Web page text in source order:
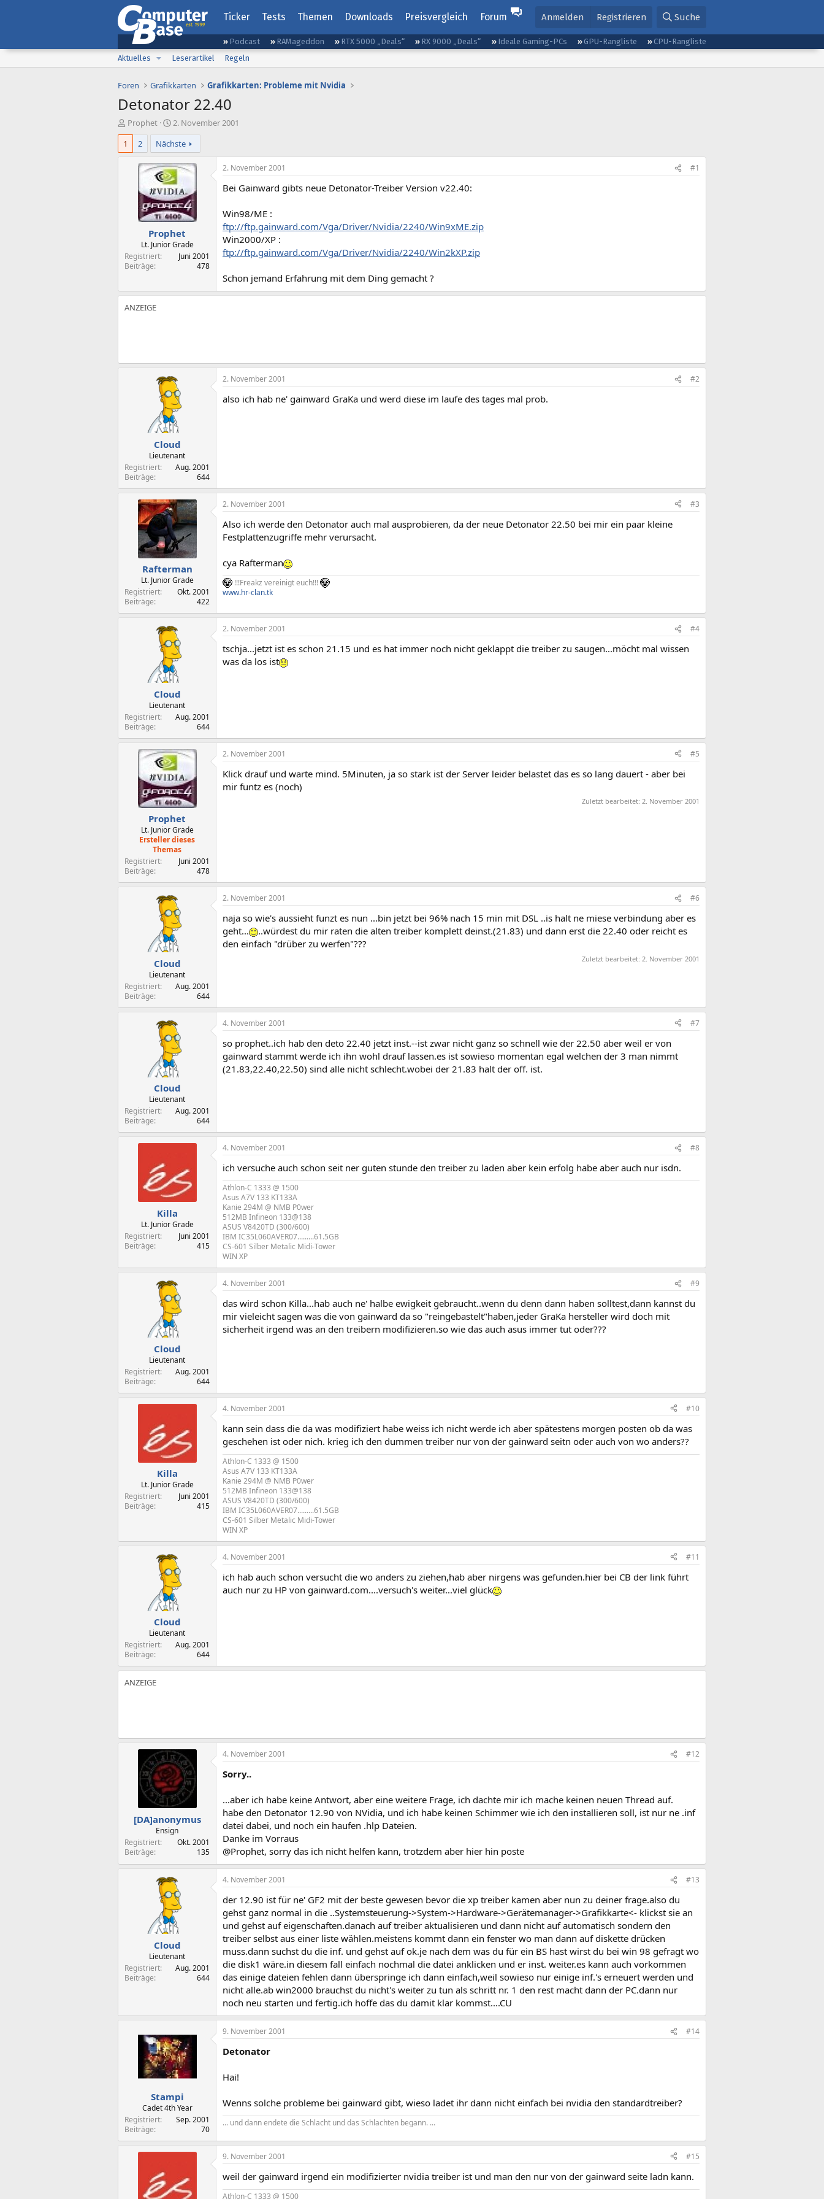
Ticker Tests Themen Downloads Preisvergleich Forum Anmelden Registrieren Suche
Podcast RAMageddon RTX 5000 „Deals“ RX 9000 „Deals“ Ideale Gaming-PCs GPU-Rangliste
CPU-Rangliste
Aktuelles
Leserartikel Regeln
Foren Grafikkarten Grafikkarten: Probleme mit Nvidia
Detonator 22.40
E
r
t
Prophet
E
r
s
t
e
l
l
t
a
m
2. November 2001
1
2 Nächste
Prophet
Lt. Junior Grade
Registriert
Juni 2001
Beiträge
478
2. November 2001 #1
Bei Gainward gibts neue Detonator-Treiber Version v22.40:
Win98/ME :
ftp://ftp.gainward.com/Vga/Driver/Nvidia/2240/Win9xME.zip
Win2000/XP :
ftp://ftp.gainward.com/Vga/Driver/Nvidia/2240/Win2kXP.zip
Schon jemand Erfahrung mit dem Ding gemacht ?
Cloud
Lieutenant
Registriert
Aug. 2001
Beiträge
644
2. November 2001 #2
also ich hab ne' gainward GraKa und werd diese im laufe des tages mal prob.
Rafterman
Lt. Junior Grade
Registriert
Okt. 2001
Beiträge
422
2. November 2001 #3
Also ich werde den Detonator auch mal ausprobieren, da der neue Detonator 22.50 bei mir ein paar kleine
Festplattenzugriffe mehr verursacht.
cya Rafterman
!!!Freakz vereinigt euch!!!
www.hr-clan.tk
Cloud
Lieutenant
Registriert
Aug. 2001
Beiträge
644
2. November 2001 #4
tschja...jetzt ist es schon 21.15 und es hat immer noch nicht geklappt die treiber zu saugen...möcht mal wissen
was da los ist
Prophet
Lt. Junior Grade
Ersteller dieses
Themas
Registriert
Juni 2001
Beiträge
478
2. November 2001 #5
Klick drauf und warte mind. 5Minuten, ja so stark ist der Server leider belastet das es so lang dauert - aber bei
mir funtz es (noch)
Zuletzt bearbeitet: 2. November 2001
Cloud
Lieutenant
Registriert
Aug. 2001
Beiträge
644
2. November 2001 #6
naja so wie's aussieht funzt es nun ...bin jetzt bei 96% nach 15 min mit DSL ..is halt ne miese verbindung aber es
geht...
..würdest du mir raten die alten treiber komplett deinst.(21.83) und dann erst die 22.40 oder reicht es
den einfach "drüber zu werfen"???
Zuletzt bearbeitet: 2. November 2001
Cloud
Lieutenant
Registriert
Aug. 2001
Beiträge
644
4. November 2001 #7
so prophet..ich hab den deto 22.40 jetzt inst.--ist zwar nicht ganz so schnell wie der 22.50 aber weil er von
gainward stammt werde ich ihn wohl drauf lassen.es ist sowieso momentan egal welchen der 3 man nimmt
(21.83,22.40,22.50) sind alle nicht schlecht.wobei der 21.83 halt der off. ist.
Killa
Lt. Junior Grade
Registriert
Juni 2001
Beiträge
415
4. November 2001 #8
ich versuche auch schon seit ner guten stunde den treiber zu laden aber kein erfolg habe aber auch nur isdn.
Athlon-C 1333 @ 1500
Asus A7V 133 KT133A
Kanie 294M @ NMB P0wer
512MB Infineon 133@138
ASUS V8420TD (300/600)
IBM IC35L060AVER07.........61.5GB
CS-601 Silber Metalic Midi-Tower
WIN XP
Cloud
Lieutenant
Registriert
Aug. 2001
Beiträge
644
4. November 2001 #9
das wird schon Killa...hab auch ne' halbe ewigkeit gebraucht..wenn du denn dann haben solltest,dann kannst du
mir vieleicht sagen was die von gainward da so "reingebastelt"haben,jeder GraKa hersteller wird doch mit
sicherheit irgend was an den treibern modifizieren.so wie das auch asus immer tut oder???
Killa
Lt. Junior Grade
Registriert
Juni 2001
Beiträge
415
4. November 2001 #10
kann sein dass die da was modifiziert habe weiss ich nicht werde ich aber spätestens morgen posten ob da was
geschehen ist oder nich. krieg ich den dummen treiber nur von der gainward seitn oder auch von wo anders??
Athlon-C 1333 @ 1500
Asus A7V 133 KT133A
Kanie 294M @ NMB P0wer
512MB Infineon 133@138
ASUS V8420TD (300/600)
IBM IC35L060AVER07.........61.5GB
CS-601 Silber Metalic Midi-Tower
WIN XP
Cloud
Lieutenant
Registriert
Aug. 2001
Beiträge
644
4. November 2001 #11
ich hab auch schon versucht die wo anders zu ziehen,hab aber nirgens was gefunden.hier bei CB der link führt
auch nur zu HP von gainward.com....versuch's weiter...viel glück
[DA]anonymus
Ensign
Registriert
Okt. 2001
Beiträge
135
4. November 2001 #12
Sorry..
...aber ich habe keine Antwort, aber eine weitere Frage, ich dachte mir ich mache keinen neuen Thread auf.
habe den Detonator 12.90 von NVidia, und ich habe keinen Schimmer wie ich den installieren soll, ist nur ne .inf
datei dabei, und noch ein haufen .hlp Dateien.
Danke im Vorraus
@Prophet, sorry das ich nicht helfen kann, trotzdem aber hier hin poste
Cloud
Lieutenant
Registriert
Aug. 2001
Beiträge
644
4. November 2001 #13
der 12.90 ist für ne' GF2 mit der beste gewesen bevor die xp treiber kamen aber nun zu deiner frage.also du
gehst ganz normal in die ..Systemsteuerung->System->Hardware->Gerätemanager->Grafikkarte<- klickst sie an
und gehst auf eigenschaften.danach auf treiber aktualisieren und dann nicht auf automatisch sondern den
treiber selbst aus einer liste wählen.meistens kommt dann ein fenster wo man dann auf diskette drücken
muss.dann suchst du die inf. und gehst auf ok.je nach dem was du für ein BS hast wirst du bei win 98 gefragt wo
die disk1 wäre.in diesem fall einfach nochmal die datei anklicken und er inst. weiter.es kann auch vorkommen
das einige dateien fehlen dann überspringe ich dann einfach,weil sowieso nur einige inf.'s erneuert werden und
nicht alle.ab win2000 brauchst du nicht's weiter zu tun als schritt nr. 1 den rest macht dann der PC.dann nur
noch neu starten und fertig.ich hoffe das du damit klar kommst....CU
Stampi
Cadet 4th Year
Registriert
Sep. 2001
Beiträge
70
9. November 2001 #14
Detonator
Hai!
Wenns solche probleme bei gainward gibt, wieso ladet ihr dann nicht einfach bei nvidia den standardtreiber?
... und dann endete die Schlacht und das Schlachten begann. ...
9. November 2001 #15
weil der gainward irgend ein modifizierter nvidia treiber ist und man den nur von der gainward seite ladn kann.
Athlon-C 1333 @ 1500